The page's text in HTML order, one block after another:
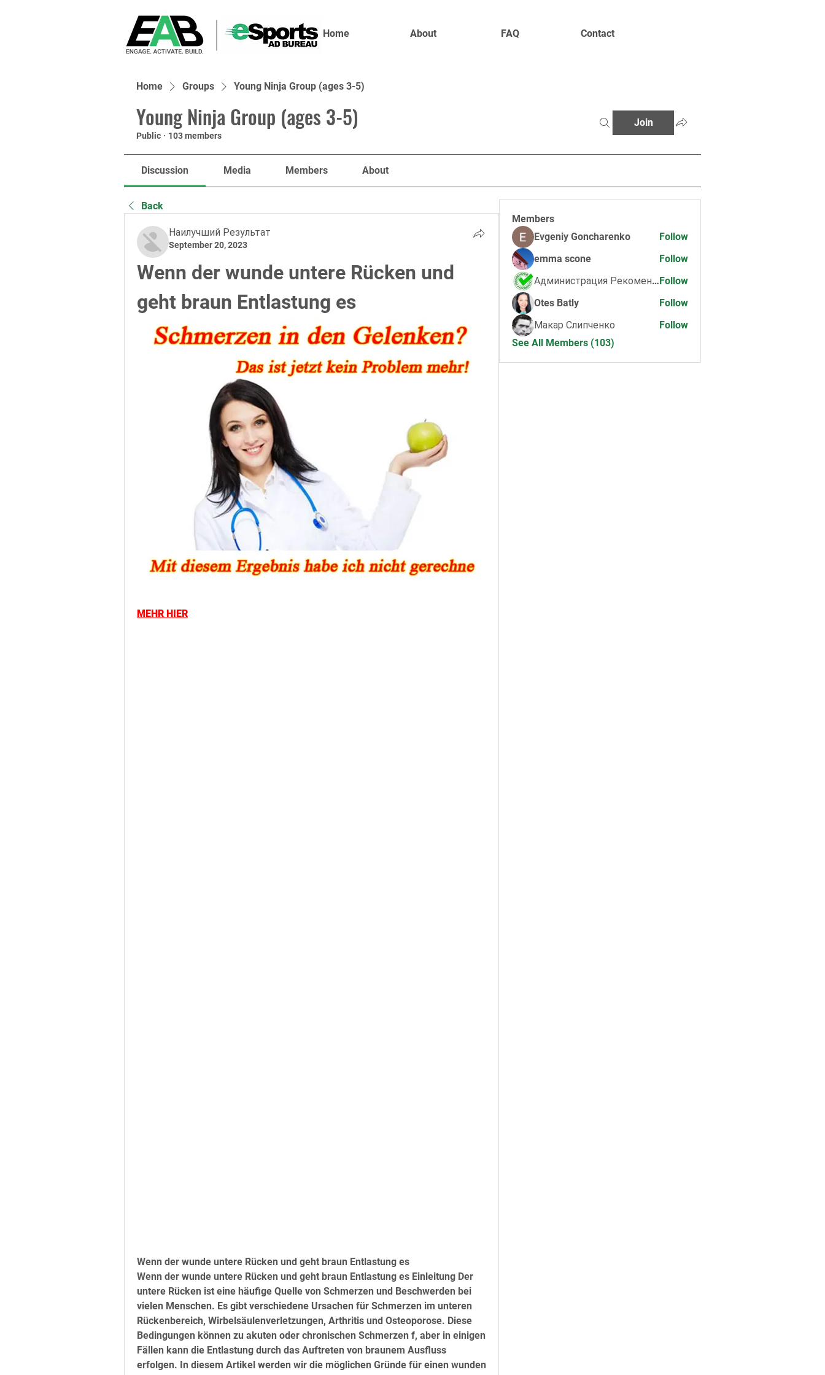
Home About FAQ Contact
Home Groups Young Ninja Group (ages 3-5)
Young Ninja Group (ages 3-5)
Public · 103 members
Join
Discussion Media Members About
Back
Наилучший Результат
September 20, 2023
Wenn der wunde untere Rücken und
geht braun Entlastung es
MEHR HIER
Wenn der wunde untere Rücken und geht braun Entlastung es
Wenn der wunde untere Rücken und geht braun Entlastung es Einleitung Der
untere Rücken ist eine häufige Quelle von Schmerzen und Beschwerden bei
vielen Menschen. Es gibt verschiedene Ursachen für Schmerzen im unteren
Rückenbereich, Wirbelsäulenverletzungen, Arthritis und Osteoporose. Diese
Bedingungen können zu akuten oder chronischen Schmerzen f, aber in einigen
Fällen kann die Entlastung durch das Auftreten von braunem Ausfluss
erfolgen. In diesem Artikel werden wir die möglichen Gründe für einen wunden
Members
Evgeniy Goncharenko
Follow
emma scone
Follow
Администрация РекомендуетFollow
Otes Batly
Follow
Макар Слипченко
Follow
See All Members (103)